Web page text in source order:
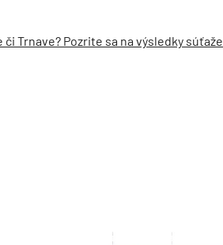
Trnave? Pozrite sa na výsledky súťaže